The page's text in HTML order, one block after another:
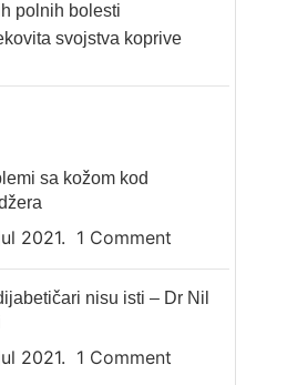
polnih bolesti
svojstva koprive
sa kožom kod
2021. 1 Comment
nisu isti – Dr Nil
2021. 1 Comment